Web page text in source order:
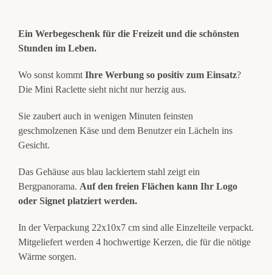
Ein Werbegeschenk für die Freizeit und die schönsten
Stunden im Leben.
Wo sonst kommt Ihre Werbung so positiv zum Einsatz?
Die Mini Raclette sieht nicht nur herzig aus.
Sie zaubert auch in wenigen Minuten feinsten
geschmolzenen Käse und dem Benutzer ein Lächeln ins
Gesicht.
Das Gehäuse aus blau lackiertem stahl zeigt ein
Bergpanorama. Auf den freien Flächen kann Ihr Logo
oder Signet platziert werden.
In der Verpackung 22x10x7 cm sind alle Einzelteile verpackt.
Mitgeliefert werden 4 hochwertige Kerzen, die für die nötige
Wärme sorgen.